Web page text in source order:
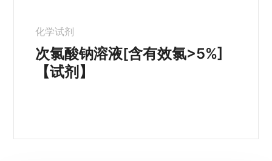
化学试剂
次氯酸钠溶液[含有效氯>5%]
【试剂】